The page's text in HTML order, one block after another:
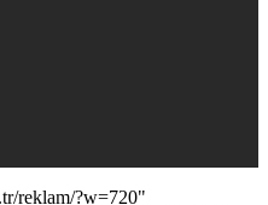
reklam/?w=720"